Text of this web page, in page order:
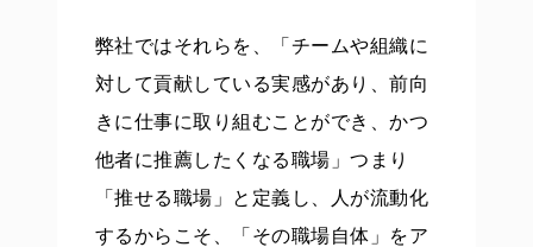
弊社ではそれらを、「チームや組織に
対して貢献している実感があり、前向
きに仕事に取り組むことができ、かつ
他者に推薦したくなる職場」つまり
「推せる職場」と定義し、人が流動化
するからこそ、「その職場自体」をア